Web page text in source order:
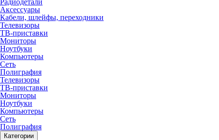
Радиодетали
Аксессуары
Кабели, шлейфы, переходники
Телевизоры
ТВ-приставки
Мониторы
Ноутбуки
Компьютеры
Сеть
Полиграфия
Телевизоры
ТВ-приставки
Мониторы
Ноутбуки
Компьютеры
Сеть
Полиграфия
Категории